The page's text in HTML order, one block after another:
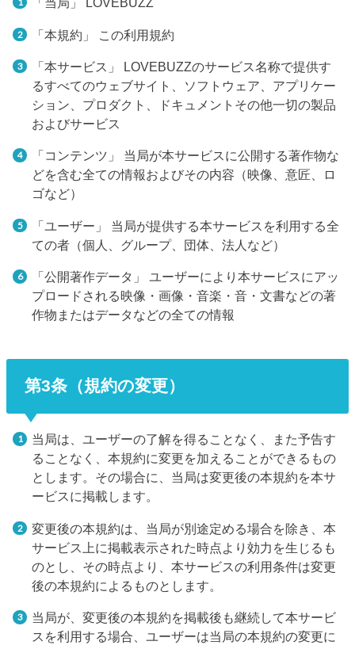
「本規約」 この利用規約
「本サービス」 LOVEBUZZのサービス名称で提供す
るすべてのウェブサイト、ソフトウェア、アプリケー
ション、プロダクト、ドキュメントその他一切の製品
およびサービス
「コンテンツ」 当局が本サービスに公開する著作物な
どを含む全ての情報およびその内容（映像、意匠、ロ
ゴなど）
「ユーザー」 当局が提供する本サービスを利用する全
ての者（個人、グループ、団体、法人など）
「公開著作データ」 ユーザーにより本サービスにアッ
プロードされる映像・画像・音楽・音・文書などの著
作物またはデータなどの全ての情報
第3条（規約の変更）
当局は、ユーザーの了解を得ることなく、また予告す
ることなく、本規約に変更を加えることができるもの
とします。その場合に、当局は変更後の本規約を本サ
ービスに掲載します。
変更後の本規約は、当局が別途定める場合を除き、本
サービス上に掲載表示された時点より効力を生じるも
のとし、その時点より、本サービスの利用条件は変更
後の本規約によるものとします。
当局が、変更後の本規約を掲載後も継続して本サービ
スを利用する場合、ユーザーは当局の本規約の変更に